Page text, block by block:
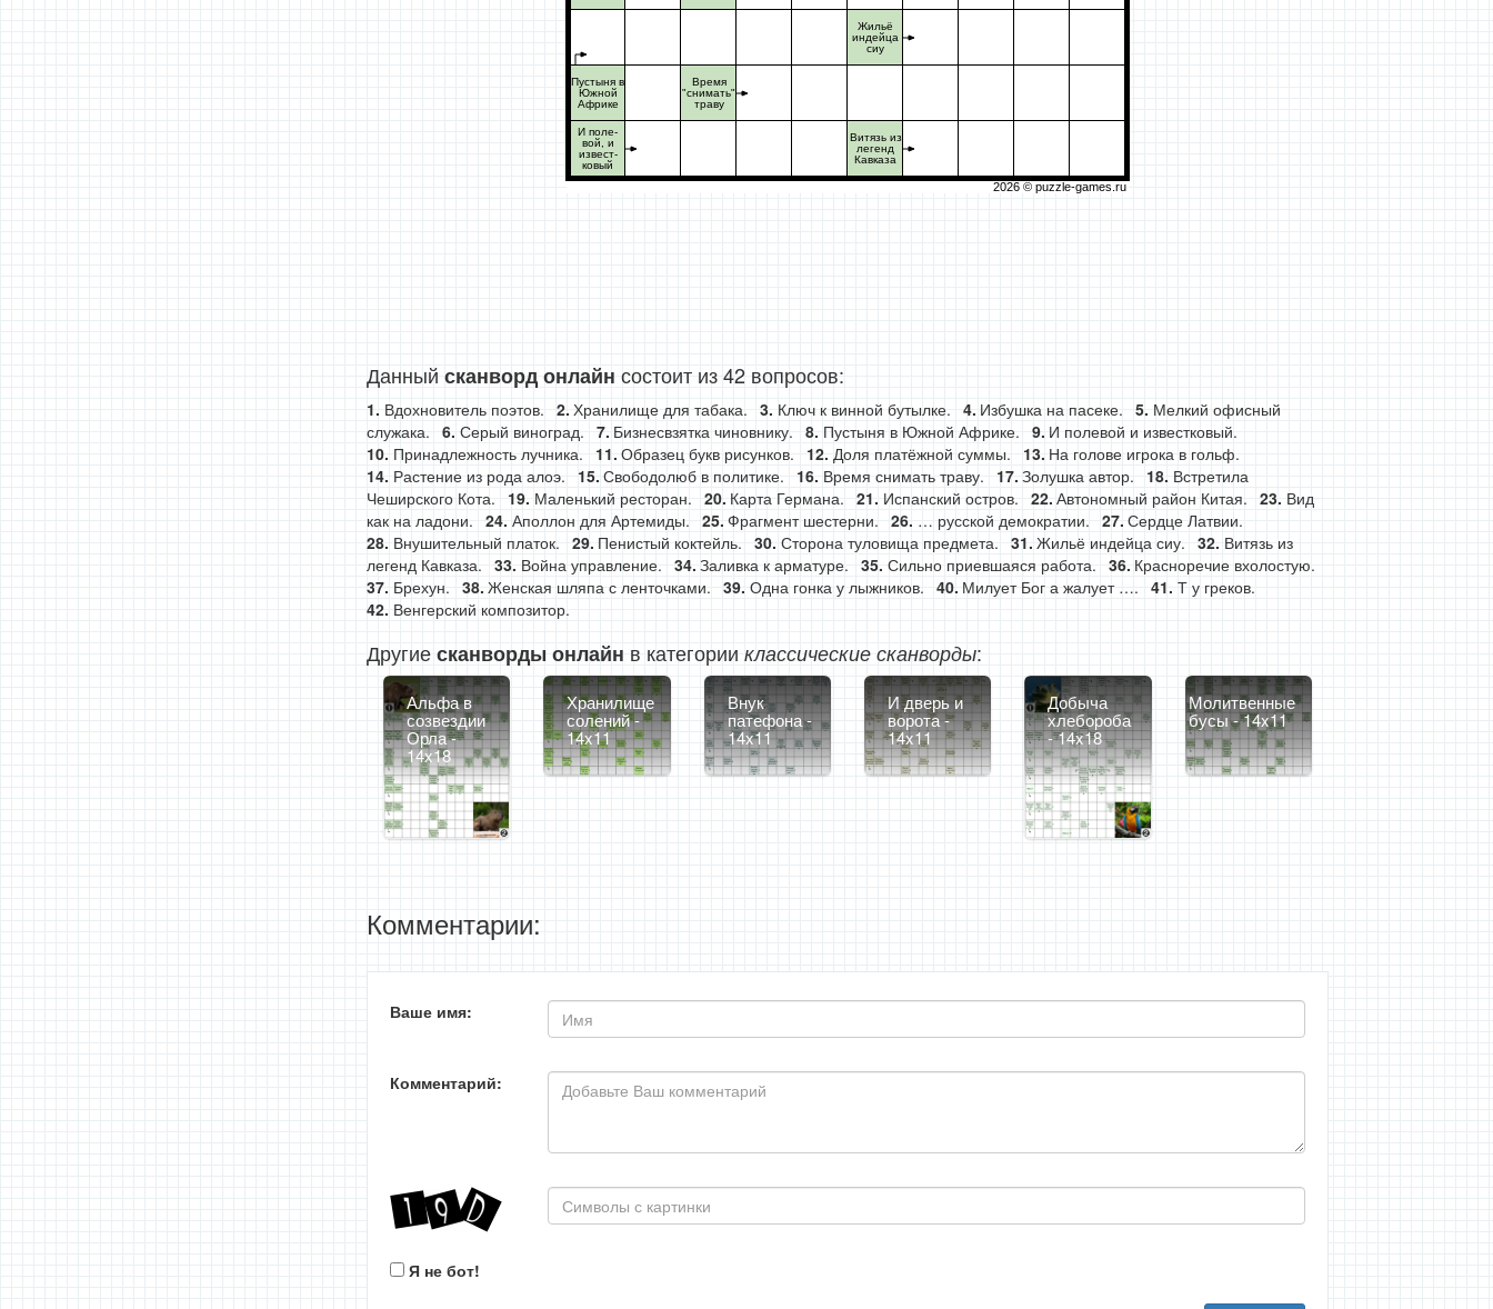
Пустыня в
Южной
Африке
И поле-
вой, и
извест-
ковый
Время
"снимать"
траву
Жильё
индейца
сиу
Витязь из
легенд
Кавказа
2026 © puzzle-games.ru
Данный сканворд онлайн состоит из 42 вопросов:
Вдохновитель поэтов. Хранилище для табака. Ключ к винной бутылке. Избушка на пасеке.
Мелкий офисный
служака.
Серый виноград. Бизнесвзятка чиновнику. Пустыня в Южной Африке.
И полевой и известковый.
Принадлежность лучника.
Образец букв рисунков. Доля платёжной суммы.
На голове игрока в гольф.
Растение из рода алоэ.
Свободолюб в политике. Время снимать траву. Золушка автор.
Встретила
Чеширского Кота.
Маленький ресторан. Карта Германа. Испанский остров. Автономный район Китая.
Вид
как на ладони.
Аполлон для Артемиды. Фрагмент шестерни. … русской демократии.
Сердце Латвии.
Внушительный платок.
Пенистый коктейль. Сторона туловища предмета. Жильё индейца сиу.
Витязь из
легенд Кавказа.
Война управление. Заливка к арматуре. Сильно приевшаяся работа.
Красноречие вхолостую.
Брехун.
Женская шляпа с ленточками. Одна гонка у лыжников. Милует Бог а жалует ….
Т у греков.
Венгерский композитор.
Другиесканворды онлайн в категории классические сканворды:
Альфа в
созвездии
Орла -
14x18
Хранилище
солений -
14x11
Внук
патефона -
14x11
И дверь и
ворота -
14x11
Добыча
хлебороба
- 14x18
Молитвенные
бусы - 14x11
Комментарии:
Ваше имя:
Комментарий:
Я не бот!